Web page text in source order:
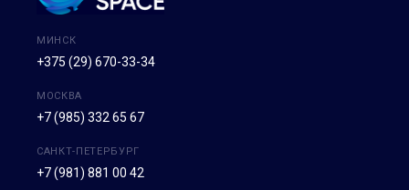
МИНСК
+375 (29) 670-33-34
МОСКВА
+7 (985) 332 65 67
САНКТ-ПЕТЕРБУРГ
+7 (981) 881 00 42